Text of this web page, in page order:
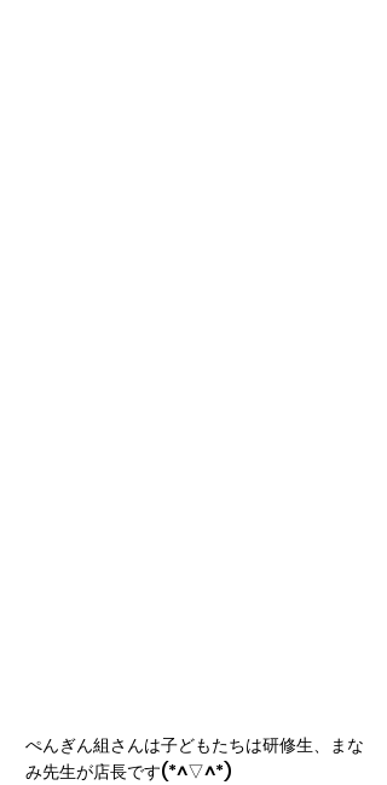
ぺんぎん組さんは子どもたちは研修生、まな
み先生が店長です(*^▽^*)